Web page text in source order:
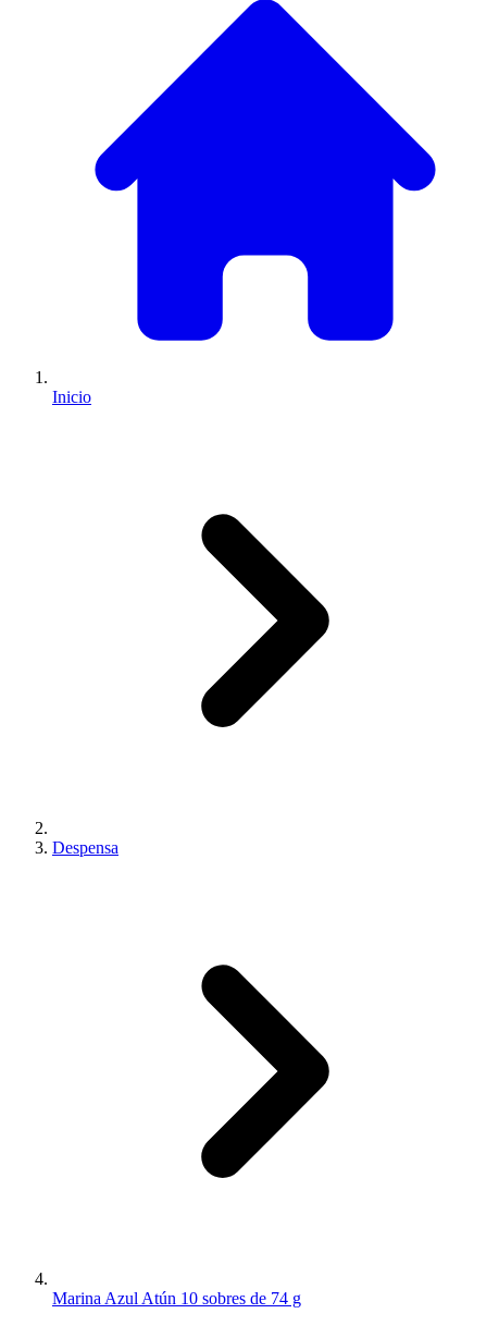
Inicio
Despensa
Marina Azul Atún 10 sobres de 74 g